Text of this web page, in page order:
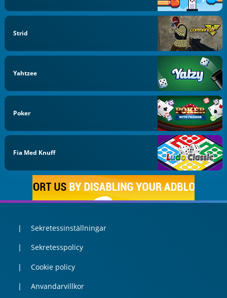
Strid
Yahtzee
Poker
Fia Med Knuff
Sekretessinställningar
Sekretesspolicy
Cookie policy
Anvandarvillkor